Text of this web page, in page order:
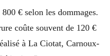
€ selon les dommages.
coûte souvent de 120 €
à La Ciotat, Carnoux-